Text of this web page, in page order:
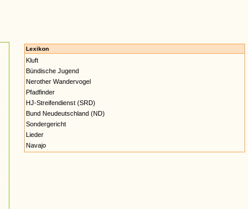
Lexikon
Kluft
Bündische Jugend
Nerother Wandervogel
Pfadfinder
HJ-Streifendienst (SRD)
Bund Neudeutschland (ND)
Sondergericht
Lieder
Navajo